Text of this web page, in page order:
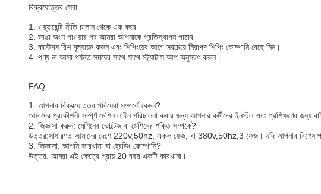
বিক্রয়োত্তর সেবা
1. ওয়্যারেন্টি নীতি চালান থেকে এক বছর
2. ভাঙা অংশ পাওয়ার পর আমরা আপনাকে প্রতিস্থাপন পাঠাব
3. কাস্টমস রিশ মূল্যায়ন করুন এবং শিপিংয়ের আগে সবচেয়ে নিরাপদ শিপিং কোম্পানি বেছে নিন।
4. পণ্য না আসা পর্যন্ত সময়ের সাথে সাথে স্ট্যাটাস আপ অনুসরণ করুন।
FAQ
1. আপনার বিক্রয়োত্তর পরিষেবা সম্পর্কে কেমন?
আমাদের প্রকৌশলী সম্পূর্ণ মেশিন লাইন পরিচালনা করার জন্য আপনার কর্মীদের ইনস্টল এবং প্রশিক্ষণের জন্য
2. জিজ্ঞাসা করুন: মেশিনের ভোল্টেজ বা মেশিনের শক্তি সম্পর্কে?
উত্তর:সাধারণত আমাদের দেশে 220v,50hz, একক ফেজ, বা 380v,50hz,3 ফেজ। যদি আপনার বিশেষ
3. জিজ্ঞাসা: আপনি কারখানা বা ট্রেডিং কোম্পানি?
উত্তর: আমরা এই ক্ষেত্রে প্রায় 20 বছর একটি কারখানা।